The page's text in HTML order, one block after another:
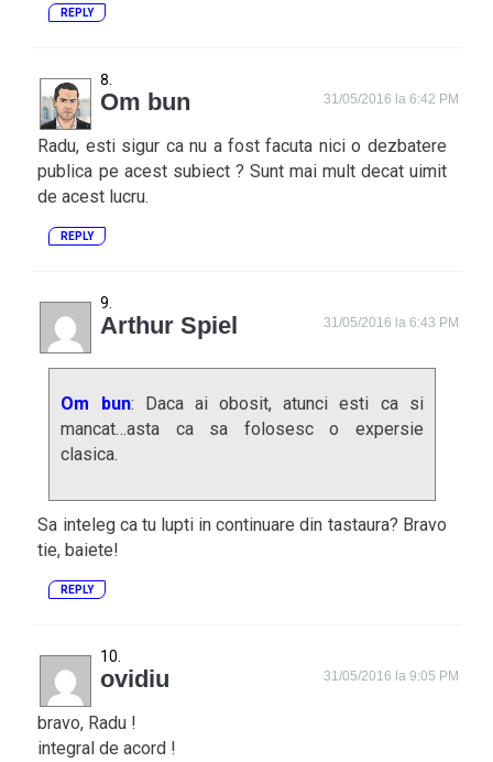
REPLY
Om bun 31/05/2016 la 6:42 PM
Radu, esti sigur ca nu a fost facuta nici o dezbatere
publica pe acest subiect ? Sunt mai mult decat uimit
de acest lucru.
REPLY
Arthur Spiel 31/05/2016 la 6:43 PM
Om bun: Daca ai obosit, atunci esti ca si
mancat…asta ca sa folosesc o expersie
clasica.
Sa inteleg ca tu lupti in continuare din tastaura? Bravo
tie, baiete!
REPLY
ovidiu 31/05/2016 la 9:05 PM
bravo, Radu !
integral de acord !